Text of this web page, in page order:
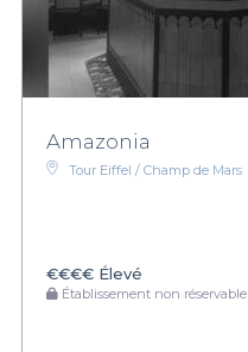
Amazonia
Tour Eiffel / Champ de Mars
€€€€ Élevé
Établissement non réservable